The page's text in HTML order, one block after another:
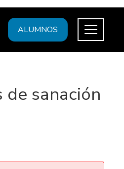
ALUMNOS
de sanación